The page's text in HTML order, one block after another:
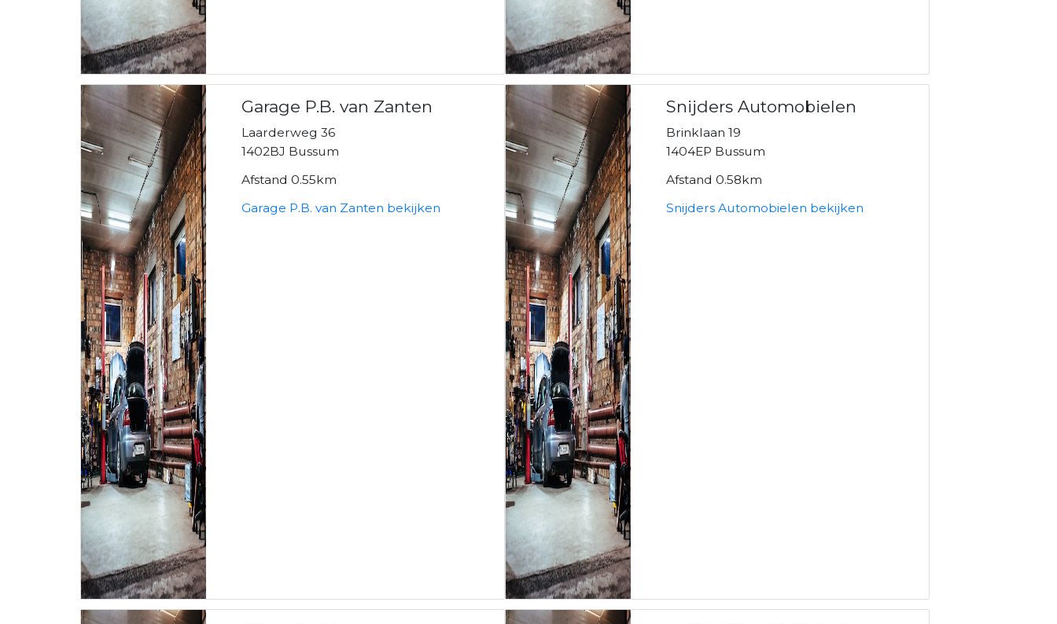
Garage P.B. van Zanten
Laarderweg 36
1402BJ Bussum
Afstand 0.55km
Garage P.B. van Zanten bekijken
Snijders Automobielen
Brinklaan 19
1404EP Bussum
Afstand 0.58km
Snijders Automobielen bekijken